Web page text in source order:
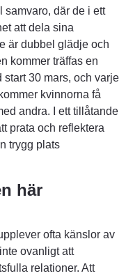
samvaro, där de i ett
att dela sina
är dubbel glädje och
kommer träffas en
30 mars, och varje
kvinnorna få
andra. I ett tillåtande
prata och reflektera
trygg plats
här
ofta känslor av
ovanligt att
relationer. Att